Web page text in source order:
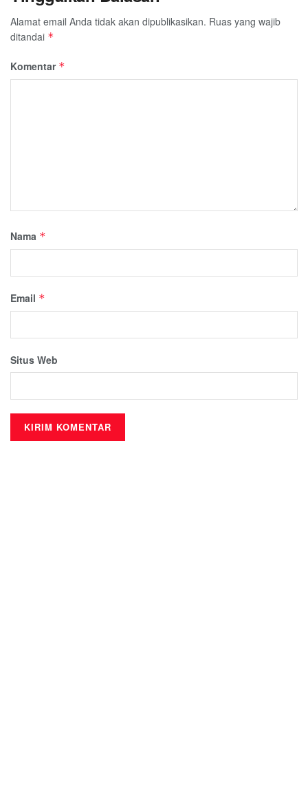
Alamat email Anda tidak akan dipublikasikan. Ruas yang wajib
ditandai *
Komentar *
Nama *
Email *
Situs Web